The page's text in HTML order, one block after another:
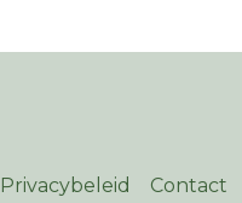
Privacybeleid Contact